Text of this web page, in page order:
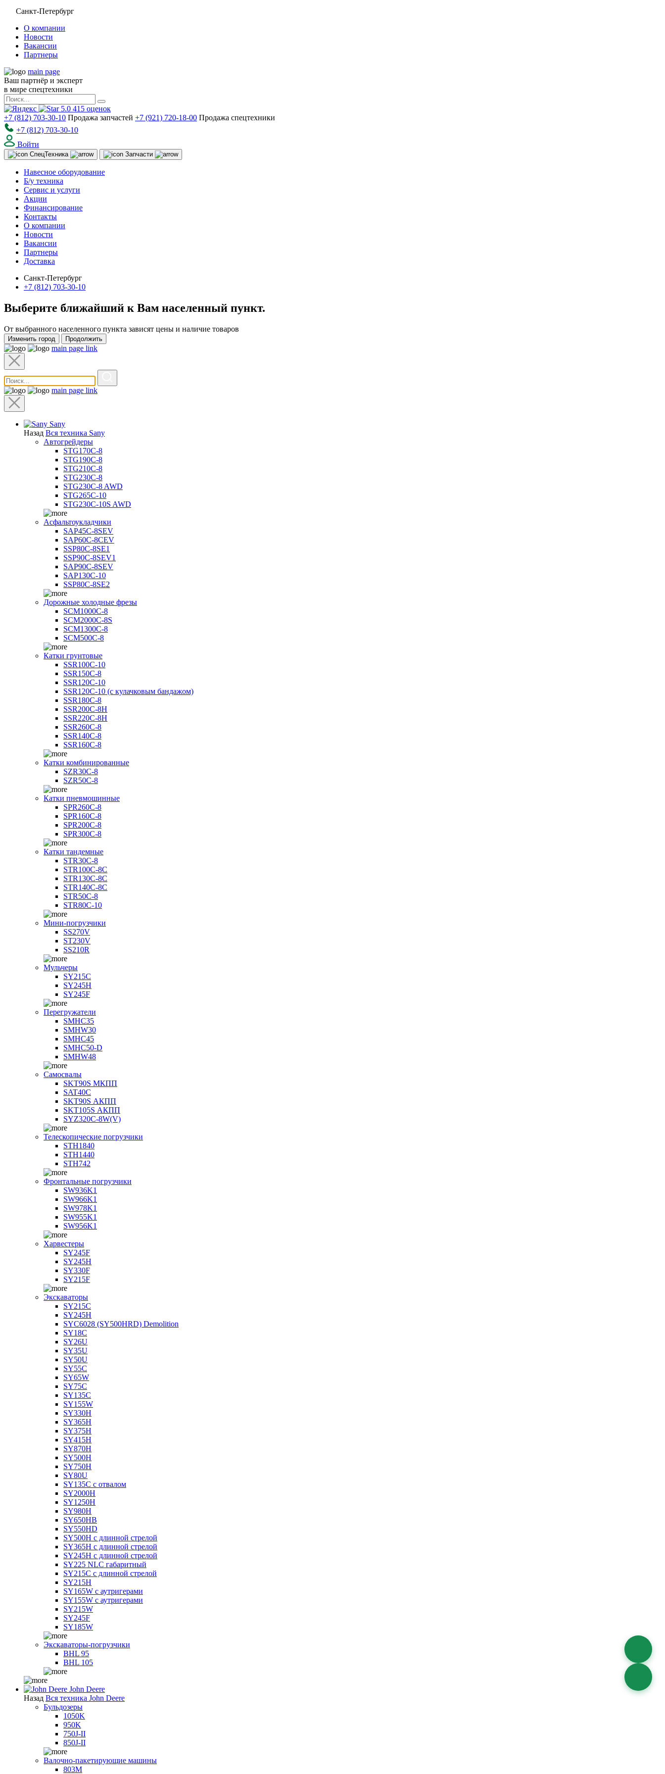
Санкт-Петербург
О компании
Новости
Вакансии
Партнеры
main page
Ваш партнёр и эксперт
в мире спецтехники
5.0 415 оценок
+7 (812) 703-30-10 Продажа запчастей +7 (921) 720-18-00 Продажа спецтехники
+7 (812) 703-30-10
Войти
СпецТехника Запчасти
Навесное оборудование
Б/у техника
Сервис и услуги
Акции
Финансирование
Контакты
О компании
Новости
Вакансии
Партнеры
Доставка
Санкт-Петербург
+7 (812) 703-30-10
Выберите ближайший к Вам населенный пункт.
От выбранного населенного пункта зависят цены и наличие товаров
Изменить город Продолжить
main page link
main page link
Sany
Назад Вся техника Sany
Автогрейдеры
STG170C-8
STG190C-8
STG210C-8
STG230C-8
STG230C-8 AWD
STG265C-10
STG230C-10S AWD
Асфальтоукладчики
SAP45С-8SEV
SAP60C-8CEV
SSP80C-8SE1
SSP90C-8SEV1
SAP90C-8SEV
SAP130C-10
SSP80C-8SE2
Дорожные холодные фрезы
SCM1000C-8
SCM2000C-8S
SCM1300C-8
SCM500C-8
Катки грунтовые
SSR100C-10
SSR150C-8
SSR120C-10
SSR120C-10 (с кулачковым бандажом)
SSR180C-8
SSR200C-8H
SSR220C-8H
SSR260C-8
SSR140C-8
SSR160C-8
Катки комбинированные
SZR30C-8
SZR50C-8
Катки пневмошинные
SPR260C-8
SPR160C-8
SPR200C-8
SPR300C-8
Катки тандемные
STR30C-8
STR100C-8С
STR130C-8С
STR140C-8С
STR50C-8
STR80C-10
Мини-погрузчики
SS270V
ST230V
SS210R
Мульчеры
SY215C
SY245H
SY245F
Перегружатели
SMHC35
SMHW30
SMHC45
SMHC50-D
SMHW48
Самосвалы
SKT90S МКПП
SAT40C
SKT90S АКПП
SKT105S АКПП
SYZ320C-8W(V)
Телескопические погрузчики
STH1840
STH1440
STH742
Фронтальные погрузчики
SW936K1
SW966K1
SW978K1
SW955K1
SW956K1
Харвестеры
SY245F
SY245H
SY330F
SY215F
Экскаваторы
SY215C
SY245H
SYC6028 (SY500HRD) Demolition
SY18C
SY26U
SY35U
SY50U
SY55C
SY65W
SY75C
SY135C
SY155W
SY330H
SY365H
SY375H
SY415H
SY870H
SY500H
SY750H
SY80U
SY135C с отвалом
SY2000H
SY1250H
SY980H
SY650HB
SY550HD
SY500H с длинной стрелой
SY365H с длинной стрелой
SY245H с длинной стрелой
SY225 NLC габаритный
SY215C с длинной стрелой
SY215H
SY165W с аутригерами
SY155W с аутригерами
SY215W
SY245F
SY185W
Экскаваторы-погрузчики
BHL 95
BHL 105
John Deere
Назад Вся техника John Deere
Бульдозеры
1050K
950K
750J-II
850J-II
Валочно-пакетирующие машины
803M